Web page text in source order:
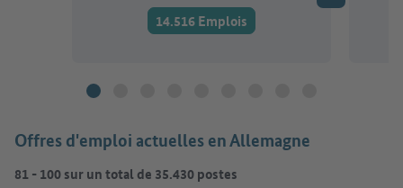
14.516 Emplois
Offres d'emploi actuelles en Allemagne
81-100sur un total de 35.430postes